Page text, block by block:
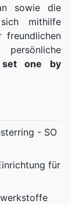
sowie die
mithilfe
freundlichen
one by
- SO
für